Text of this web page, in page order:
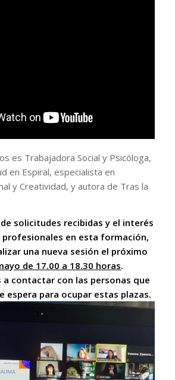
es Trabajadora Social y Psicóloga,
en Espiral, especialista en
y Creatividad, y autora de Tras la
solicitudes recibidas y el interés
en esta formación,
una nueva sesión el próximo
de 17.00 a 18.30 horas.
a contactar con las personas que
espera para ocupar estas plazas.